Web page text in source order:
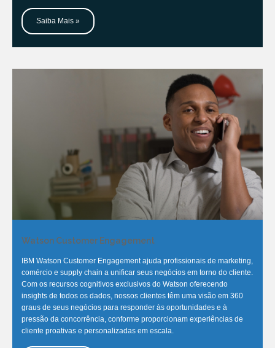
Saiba Mais »
Watson Customer Engagement
IBM Watson Customer Engagement ajuda profissionais de marketing,
comércio e supply chain a unificar seus negócios em torno do cliente.
Com os recursos cognitivos exclusivos do Watson oferecendo
insights de todos os dados, nossos clientes têm uma visão em 360
graus de seus negócios para responder às oportunidades e à
pressão da concorrência, conforme proporcionam experiências de
cliente proativas e personalizadas em escala.